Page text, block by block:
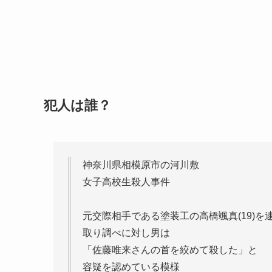
犯人は誰？
神奈川県相模原市の河川敷
女子高校生殺人事件
元交際相手である塗装工の高橋颯真(19)を
取り調べに対し男は
「佐藤唯来さんの首を絞めて殺した」と
容疑を認めている模様